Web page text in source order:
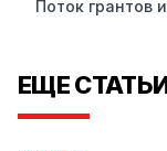
Поток грантов
ЕЩЕ